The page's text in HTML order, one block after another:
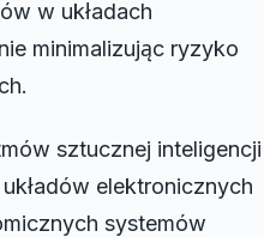
w układach
minimalizując ryzyko
sztucznej inteligencji
elektronicznych
systemów